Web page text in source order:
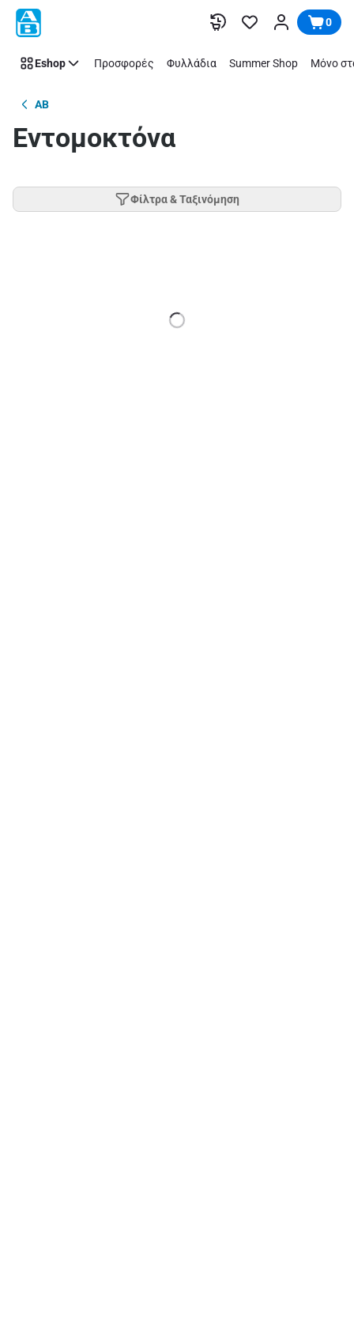
Παράλειψη 0
Eshop Προσφορές Φυλλάδια Summer Shop Μόνο
AB
Εντομοκτόνα
Φίλτρα & Ταξινόμηση